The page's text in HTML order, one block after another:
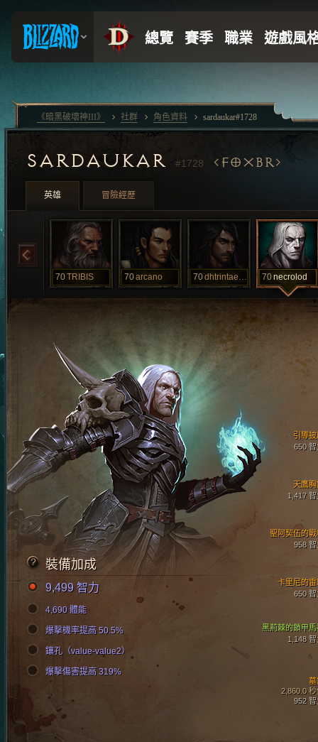
SARDAUKAR #1728 FOXBR
英雄 冒險經歷
70TRIBIS 70arcano 70 dhtrintaecin 70necrolod
天鷹胸
1,417 智
聖阿契伍的戰
958 智
引導披
650 智
黑荊棘的鎖甲馬
1,148 智
墓
2,860.0 秒
952 智
卡里尼的雷
650 智
裝備加成
9,499 智力
4,690 體能
爆擊機率提高 50.5%
鑲孔（value-value2）
爆擊傷害提高 319%
《暗黑破壞神III》 社群 角色資料 sardaukar#1728